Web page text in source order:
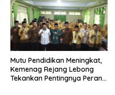
Mutu Pendidikan Meningkat,
Kemenag Rejang Lebong
Tekankan Pentingnya Peran